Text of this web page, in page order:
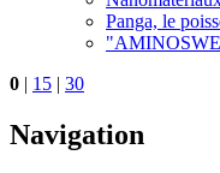
Panga, le
0 | 15 | 30
Navigation